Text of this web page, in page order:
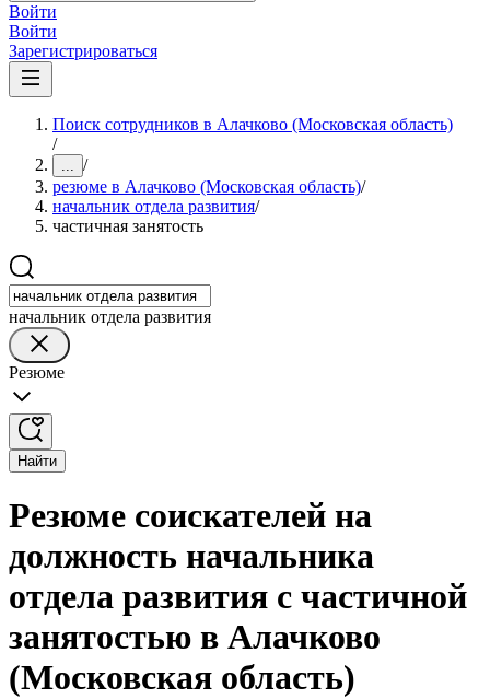
Войти
Войти
Зарегистрироваться
Поиск сотрудников в Алачково (Московская область)
/
... /
резюме в Алачково (Московская область)/
начальник отдела развития/
частичная занятость
начальник отдела развития
Резюме
Найти
Резюме соискателей на
должность начальника
отдела развития с частичной
занятостью в Алачково
(Московская область)